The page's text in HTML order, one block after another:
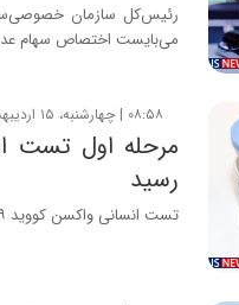
می‌بایست اختصاص سهام
۰۸:۵۸ | چهارشنبه، ۱۵ اردیبهشت ۱۴۰۰
مرحله اول تست
رسید
تست انسانی واکسن کووید ۱۹ «فخرا» دقایقی پیش با موفقیت به پایان رسید.